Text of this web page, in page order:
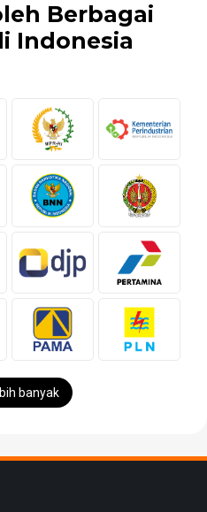
Berbagai
Indonesia
banyak